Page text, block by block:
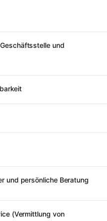
und
und persönliche Beratung
(Vermittlung von